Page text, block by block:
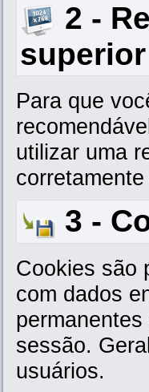
2 -
superior
Para que
utilizar uma
3 -
Cookies são
com dados
sessão.
usuários.